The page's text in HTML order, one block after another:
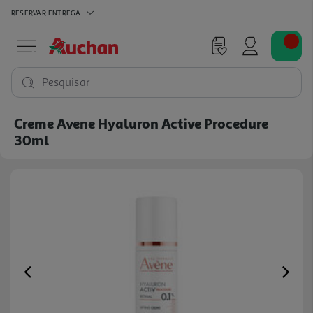
RESERVAR ENTREGA
Pesquisar
Creme Avene Hyaluron Active Procedure
30ml
Previous